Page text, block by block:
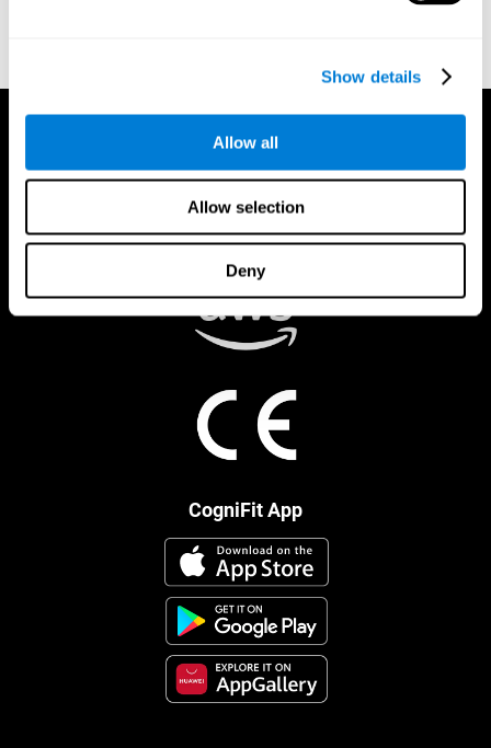
Show details
Allow all
Allow selection
Deny
CogniFit App